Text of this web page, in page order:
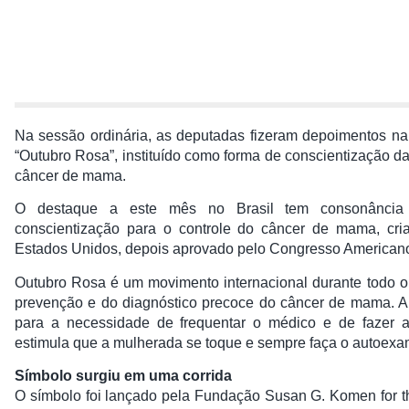
Na sessão ordinária, as deputadas fizeram depoimentos
“Outubro Rosa”, instituído como forma de conscientização
câncer de mama.
O destaque a este mês no Brasil tem
conscientização para o controle do câncer de mama,
Estados Unidos, depois aprovado pelo Congresso
Outubro Rosa é um movimento internacional durante todo
prevenção e do diagnóstico precoce do câncer de mama.
para a necessidade de frequentar o médico e de fazer
estimula que a mulherada se toque e sempre faça o
Símbolo surgiu em uma corrida
O símbolo foi lançado pela Fundação Susan G. Komen for